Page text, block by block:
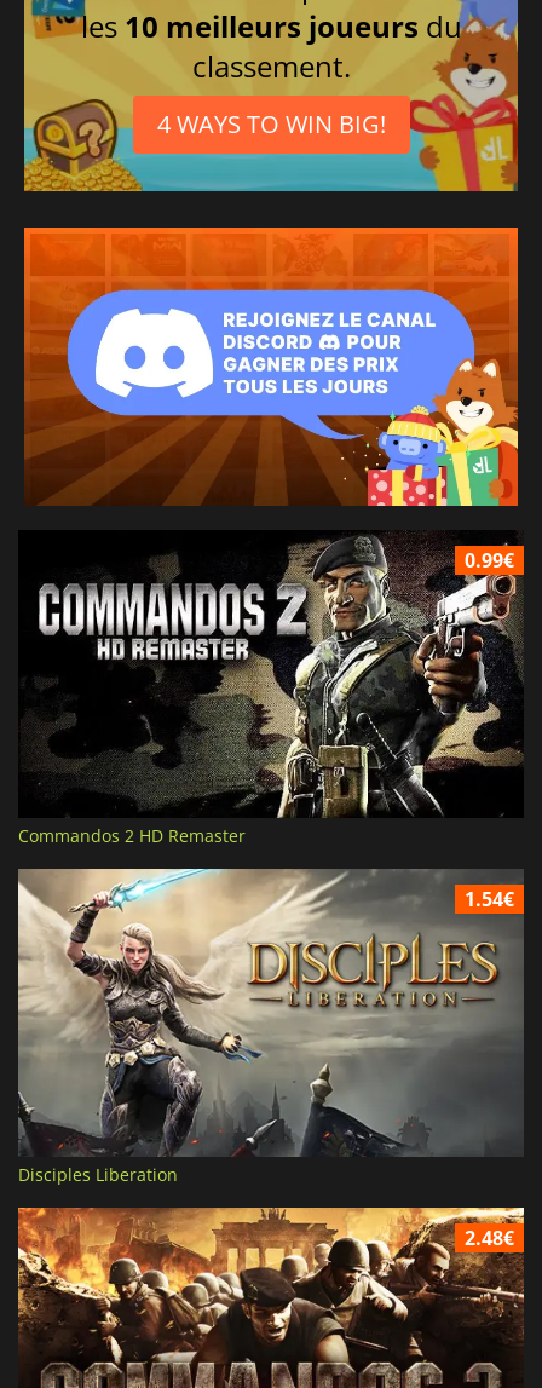
les 10 meilleurs joueurs du
classement.
4 WAYS TO WIN BIG!
0.99€
Commandos 2 HD Remaster
1.54€
Disciples Liberation
2.48€